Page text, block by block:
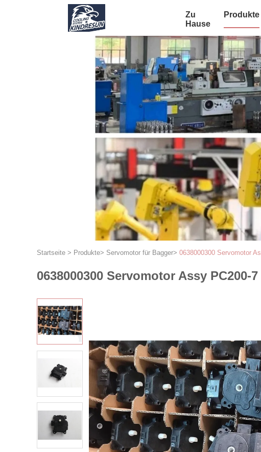
Zu
Hause
Produkte
Startseite > Produkte> Servomotor für Bagger> 0638000300 Servomotor
0638000300 Servomotor Assy